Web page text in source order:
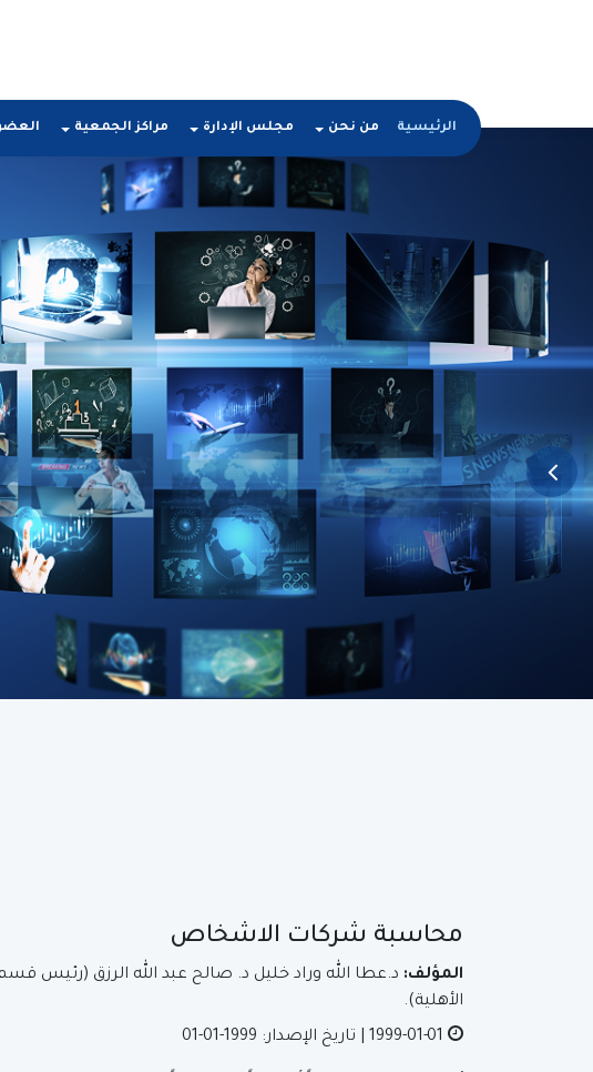
الرئيسية من نحن مجلس الإدارة مراكز الجمعية
محاسبة شركات الاشخاص
المؤلف: د.عطا الله وراد خليل د. صالح عبد الله الرزق (رئيس
الأهلية).
1999-01-01
| تاريخ الإصدار: 1999-01-01